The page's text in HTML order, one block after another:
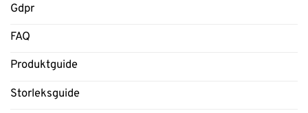
Gdpr
FAQ
Produktguide
Storleksguide